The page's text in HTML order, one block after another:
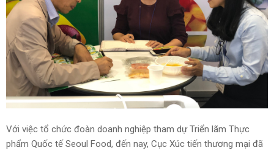
Với việc tổ chức đoàn doanh nghiệp tham dự Triển lãm Thực
phẩm Quốc tế Seoul Food, đến nay, Cục Xúc tiến thương mại đã